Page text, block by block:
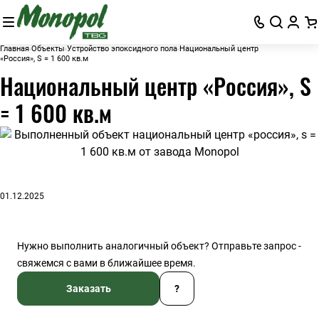
Главная Объекты Устройство эпоксидного пола Национальный центр
«Россия», S = 1 600 кв.м
Национальный центр «Россия», S
= 1 600 кв.м
01.12.2025
Нужно выполнить аналогичный объект? Отправьте запрос -
свяжемся с вами в ближайшее время.
Заказать ?